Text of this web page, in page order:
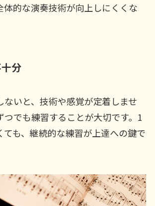
体的な演奏技術が向上しにくくな
分
ないと、技術や感覚が定着しませ
つでも練習することが大切です。1
ても、継続的な練習が上達への鍵で